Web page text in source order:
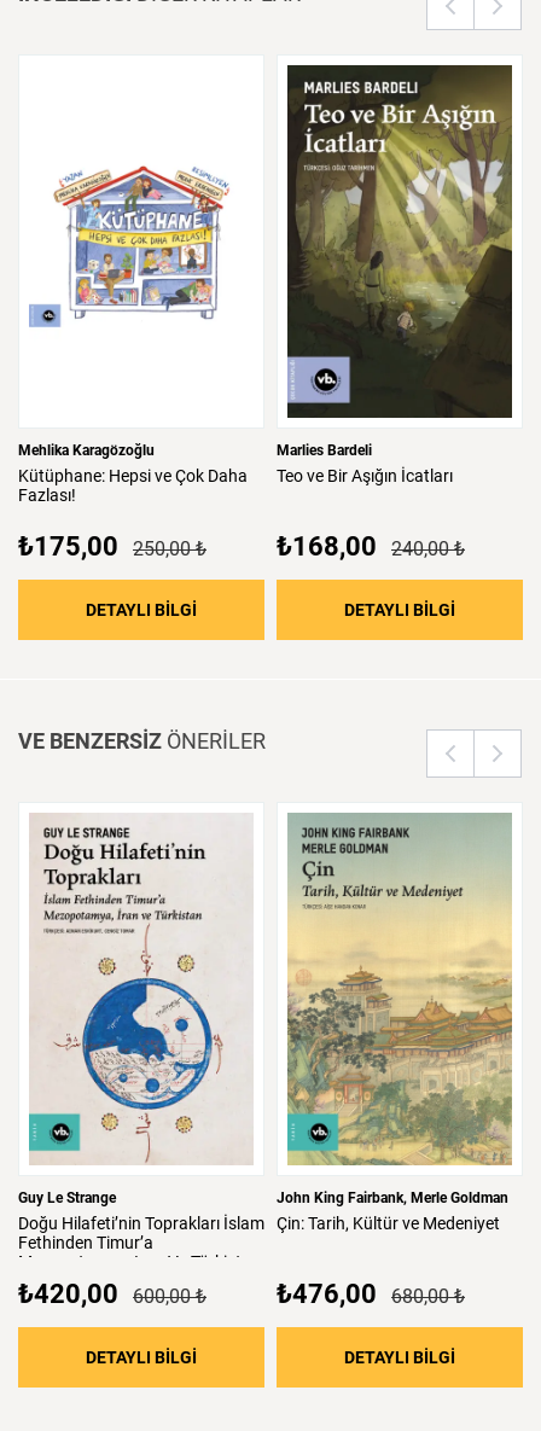
Mehlika Karagözoğlu
Kütüphane: HepsiveÇok Daha
Fazlası!
₺175,00 250,00 ₺
DETAYLI BİLGİ : Kütüphane: Hepsi ve Çok Daha Fazlası!
Marlies Bardeli
Teove BirAşığın İcatları
₺168,00 240,00 ₺
DETAYLI BİLGİ
VE BENZERSİZ ÖNERİLER
Guy Le Strange
Doğu Hilafeti’nin Toprakları İslam
Fethinden Timur’a
Mezopotamya,
Iran Ve Türkistan
₺420,00 600,00 ₺
DETAYLI BİLGİ : Doğu Hilafeti’nin Toprakları İslam
John King Fairbank Merle Goldman
Çin:Tarih, Kültürve Medeniyet
₺476,00 680,00 ₺
DETAYLI BİLGİ